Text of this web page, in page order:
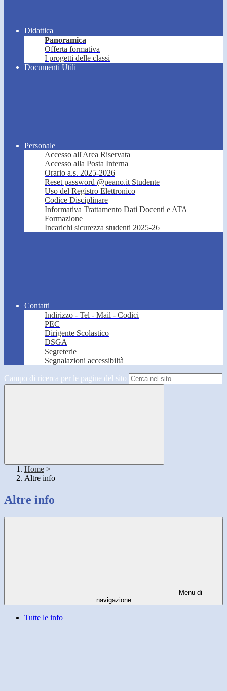
Didattica
Panoramica
Offerta formativa
I progetti delle classi
Documenti Utili
Personale
Accesso all'Area Riservata
Accesso alla Posta Interna
Orario a.s. 2025-2026
Reset password @peano.it Studente
Uso del Registro Elettronico
Codice Disciplinare
Informativa Trattamento Dati Docenti e ATA
Formazione
Incarichi sicurezza studenti 2025-26
Contatti
Indirizzo - Tel - Mail - Codici
PEC
Dirigente Scolastico
DSGA
Segreterie
Segnalazioni accessibiltà
Campo di ricerca per le pagine del sito
Home >
Altre info
Altre info
Menu di
navigazione
Tutte le info